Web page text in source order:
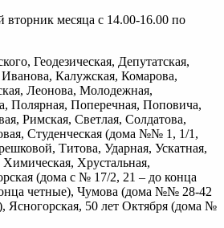
месяца с 14.00-16.00 по
Геодезическая, Депутатская,
Калужская, Комарова,
Леонова, Молодежная,
Полярная, Поперечная, Поповича,
Римская, Светлая, Солдатова,
Студенческая (дома №№ 1, 1/1,
Титова, Ударная, Ускатная,
Хрустальная,
(дома с № 17/2, 21 – до конца
четные), Чумова (дома №№ 28-42
50 лет Октября (дома №